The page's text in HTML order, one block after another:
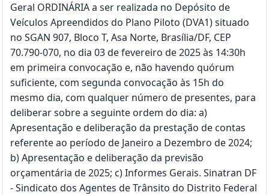
Geral ORDINÁRIA a ser realizada no Depósito de
Veículos Apreendidos do Plano Piloto (DVA1) situado
no SGAN 907, Bloco T, Asa Norte, Brasília/DF, CEP
70.790-070, no dia 03 de fevereiro de 2025 às 14:30h
em primeira convocação e, não havendo quórum
suficiente, com segunda convocação às 15h do
mesmo dia, com qualquer número de presentes, para
deliberar sobre a seguinte ordem do dia: a)
Apresentação e deliberação da prestação de contas
referente ao período de Janeiro a Dezembro de 2024;
b) Apresentação e deliberação da previsão
orçamentária de 2025; c) Informes Gerais. Sinatran DF
- Sindicato dos Agentes de Trânsito do Distrito Federal